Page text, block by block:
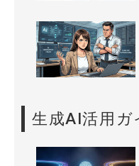
生成AI活用ガ